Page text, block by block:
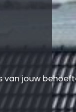
van jouw